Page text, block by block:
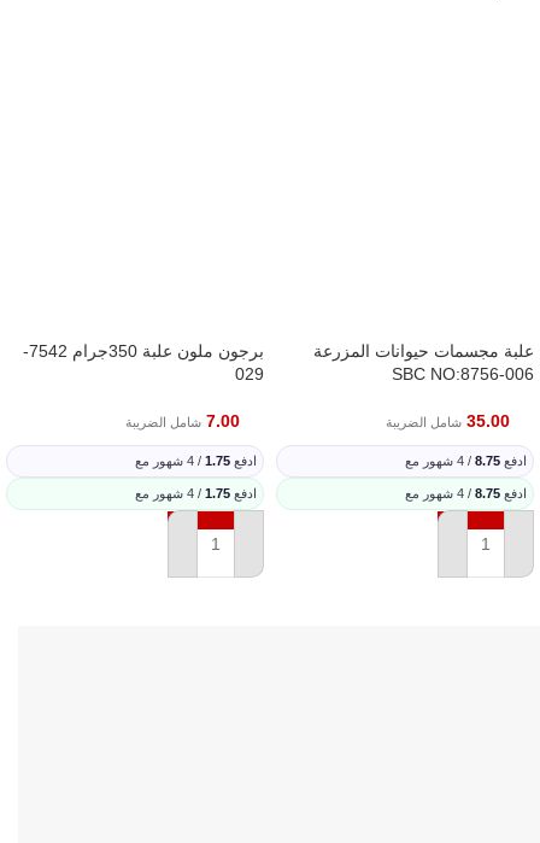
علبة مجسمات حيوانات المزرعة
SBC NO:8756-006
35.00 شامل الضريبة
ادفع 8.75 / 4 شهور مع
ادفع 8.75 / 4 شهور مع
إضافة إلى السلة
برجون ملون علبة 350جرام 7542-
029
7.00 شامل الضريبة
ادفع 1.75 / 4 شهور مع
ادفع 1.75 / 4 شهور مع
إضافة إلى السلة